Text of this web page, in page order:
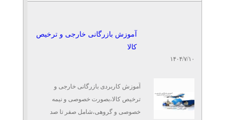
۱۴۰۴/۷/۱۰
آموزش بازرگانی خارجی و ترخیص
کالا
آموزش کاربردی بازرگانی خارجی و
ترخیص کالا،بصورت خصوصی و نیمه
خصوصی و گروهی،شامل صفر تا صد